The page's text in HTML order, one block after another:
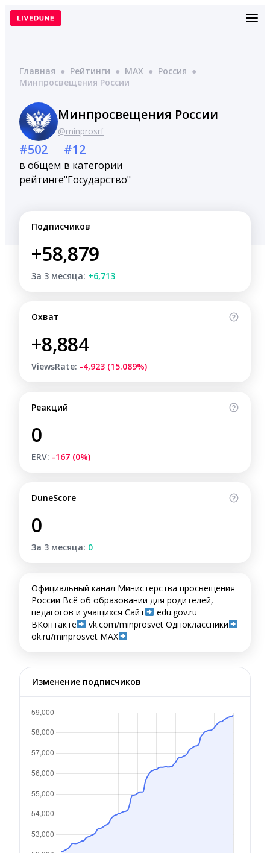
Перейти
Главная ● Рейтинги ● MAX ● Россия ●
Минпросвещения России
Минпросвещения России
@minprosrf
#502
в общем
рейтинге
#12
в категории
"Государство"
Подписчиков
+58,879
За 3 месяца: +6,713
Охват
+8,884
ViewsRate: -4,923 (15.089%)
Реакций
0
ERV: -167 (0%)
DuneScore
0
За 3 месяца: 0
Официальный канал Министерства просвещения
России Всё об образовании для родителей,
педагогов и учащихся Сайт
edu.gov.ru
ВКонтакте
vk.com/minprosvet Одноклассники
ok.ru/minprosvet МАХ
Изменение подписчиков